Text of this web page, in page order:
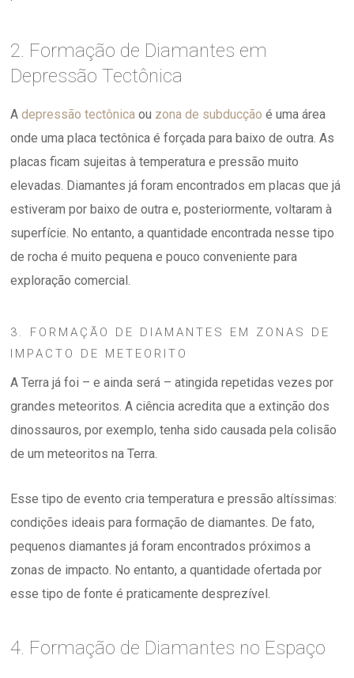
2. Formação de Diamantes em
Depressão Tectônica
Adepressão tectônica ou zona de subducção é uma área
onde uma placa tectônica é forçada para baixo de outra. As
placas ficam sujeitas à temperatura e pressão muito
elevadas. Diamantes já foram encontrados em placas que já
estiveram por baixo de outra e, posteriormente, voltaram à
superfície. No entanto, a quantidade encontrada nesse tipo
de rocha é muito pequena e pouco conveniente para
exploração comercial.
3. FORMAÇÃO DE DIAMANTES EM ZONAS DE
IMPACTO DE METEORITO
A Terra já foi – e ainda será – atingida repetidas vezes por
grandes meteoritos. A ciência acredita que a extinção dos
dinossauros, por exemplo, tenha sido causada pela colisão
de um meteoritos na Terra.
Esse tipo de evento cria temperatura e pressão altíssimas:
condições ideais para formação de diamantes. De fato,
pequenos diamantes já foram encontrados próximos a
zonas de impacto. No entanto, a quantidade ofertada por
esse tipo de fonte é praticamente desprezível.
4. Formação de Diamantes no Espaço